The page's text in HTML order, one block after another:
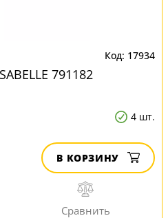
17934
791182
4 шт.
В КОРЗИНУ